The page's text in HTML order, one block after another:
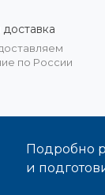
по России
Подробно
и